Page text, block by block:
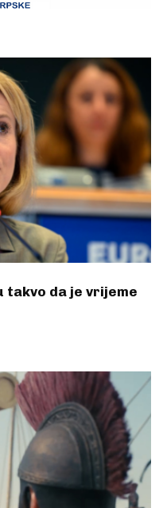
takvo da je vrijeme